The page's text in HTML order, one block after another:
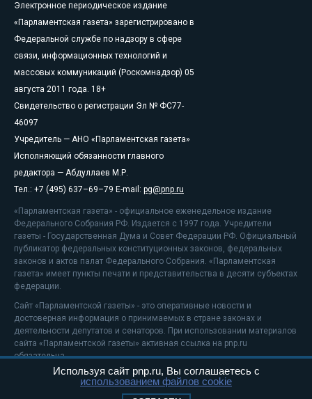
Электронное периодическое издание
«Парламентская газета» зарегистрировано в
Федеральной службе по надзору в сфере
связи, информационных технологий и
массовых коммуникаций (Роскомнадзор) 05
августа 2011 года. 18+
Свидетельство о регистрации Эл № ФС77-
46097
Учредитель — АНО «Парламентская газета»
Исполняющий обязанности главного
редактора — Абдуллаев М.Р.
Тел.: +7 (495) 637–69–79 E-mail: pg@pnp.ru
«Парламентская газета» - официальное еженедельное издание
Федерального Собрания РФ. Издается с 1997 года. Учредители
газеты - Государственная Дума и Совет Федерации РФ. Официальный
публикатор федеральных конституционных законов, федеральных
законов и актов палат Федерального Собрания. «Парламентская
газета» имеет пункты печати и представительства в десяти субъектах
федерации.
Сайт «Парламентской газеты» - это оперативные новости и
достоверная информация о принимаемых в стране законах и
деятельности депутатов и сенаторов. При использовании материалов
сайта «Парламентской газеты» активная ссылка на pnp.ru
обязательна.
На информационном ресурсе применяютсярекомендательные
Используя сайт pnp.ru, Вы соглашаетесь с
использованием файлов cookie